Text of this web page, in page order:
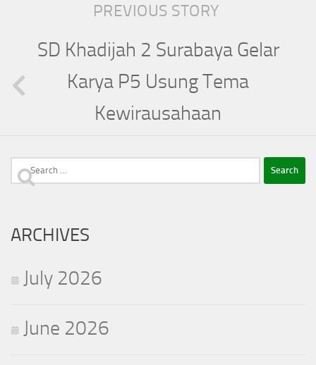
PREVIOUS STORY
SD Khadijah 2 Surabaya Gelar
Karya P5 Usung Tema
Kewirausahaan
Search
ARCHIVES
July 2026
June 2026